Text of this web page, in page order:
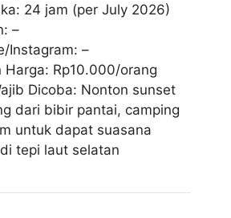
24 jam (per July 2026)
–
Instagram: –
Harga: Rp10.000/orang
Dicoba: Nonton sunset
dari bibir pantai, camping
untuk dapat suasana
tepi laut selatan